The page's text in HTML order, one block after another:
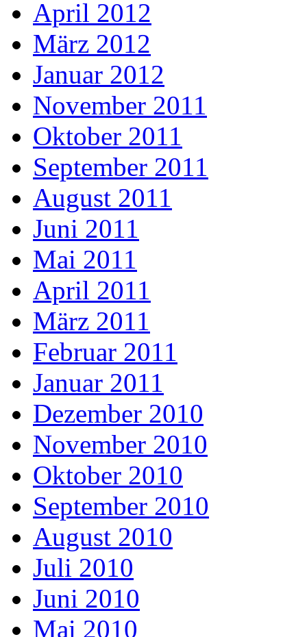
April 2012
März 2012
Januar 2012
November 2011
Oktober 2011
September 2011
August 2011
Juni 2011
Mai 2011
April 2011
März 2011
Februar 2011
Januar 2011
Dezember 2010
November 2010
Oktober 2010
September 2010
August 2010
Juli 2010
Juni 2010
Mai 2010